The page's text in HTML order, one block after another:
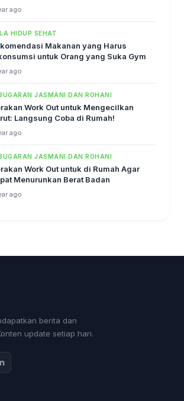
ago
HIDUP SEHAT
Makanan yang Harus
untuk Orang yang Suka Gym
ago
JASMANI DAN ROHANI
Work Out untuk Mengecilkan
Langsung Coba di Rumah!
ago
JASMANI DAN ROHANI
Work Out untuk di Rumah Agar
Menurunkan Berat Badan
ago
berita dan
update setiap hari.